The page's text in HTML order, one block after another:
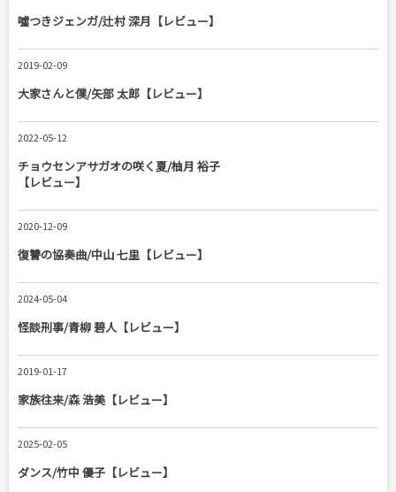
噓つきジェンガ/辻村 深月【レビュー】
2019-02-09
大家さんと僕/矢部 太郎【レビュー】
2022-05-12
チョウセンアサガオの咲く夏/柚月 裕子
【レビュー】
2020-12-09
復讐の協奏曲/中山 七里【レビュー】
2024-05-04
怪談刑事/青柳 碧人【レビュー】
2019-01-17
家族往来/森 浩美【レビュー】
2025-02-05
ダンス/竹中 優子【レビュー】